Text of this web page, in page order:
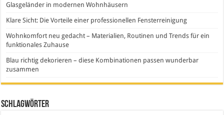
Glasgeländer in modernen Wohnhäusern
Klare Sicht: Die Vorteile einer professionellen Fensterreinigung
Wohnkomfort neu gedacht – Materialien, Routinen und Trends für ein
funktionales Zuhause
Blau richtig dekorieren – diese Kombinationen passen wunderbar
zusammen
Schlagwörter